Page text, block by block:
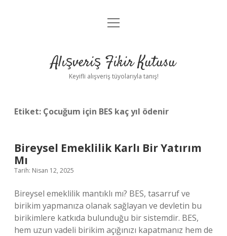
Anasayfa
Yasal Uyarı
menüyü
Alışveriş Fikir Kutusu
Keyifli alışveriş tüyolarıyla tanış!
Etiket: Çocuğum için BES kaç yıl ödenir
Bireysel Emeklilik Karlı Bir Yatırım
Mı
Tarih: Nisan 12, 2025
Bireysel emeklilik mantıklı mı? BES, tasarruf ve
birikim yapmanıza olanak sağlayan ve devletin bu
birikimlere katkıda bulunduğu bir sistemdir. BES,
hem uzun vadeli birikim açığınızı kapatmanız hem de